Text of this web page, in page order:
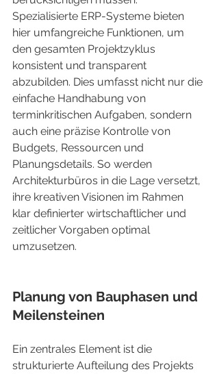
Spezialisierte ERP-Systeme bieten
hier umfangreiche Funktionen, um
den gesamten Projektzyklus
konsistent und transparent
abzubilden. Dies umfasst nicht nur die
einfache Handhabung von
terminkritischen Aufgaben, sondern
auch eine präzise Kontrolle von
Budgets, Ressourcen und
Planungsdetails. So werden
Architekturbüros in die Lage versetzt,
ihre kreativen Visionen im Rahmen
klar definierter wirtschaftlicher und
zeitlicher Vorgaben optimal
umzusetzen.
Planung von Bauphasen und
Meilensteinen
Ein zentrales Element ist die
strukturierte Aufteilung des Projekts